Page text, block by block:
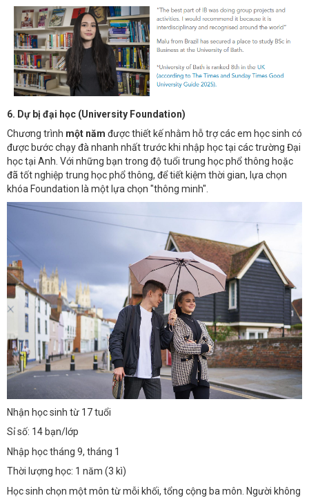
6. Dự bị đại học (University Foundation)
Chương trình một năm được thiết kế nhằm hỗ trợ các em học sinh có
được bước chạy đà nhanh nhất trước khi nhập học tại các trường Đại
học tại Anh. Với những bạn trong độ tuổi trung học phổ thông hoặc
đã tốt nghiệp trung học phổ thông, để tiết kiệm thời gian, lựa chọn
khóa Foundation là một lựa chọn "thông minh".
Nhận học sinh từ 17 tuổi
Sỉ số: 14 bạn/lớp
Nhập học tháng 9, tháng 1
Thời lượng học: 1 năm (3 kì)
Học sinh chọn một môn từ mỗi khối, tổng cộng ba môn. Người không